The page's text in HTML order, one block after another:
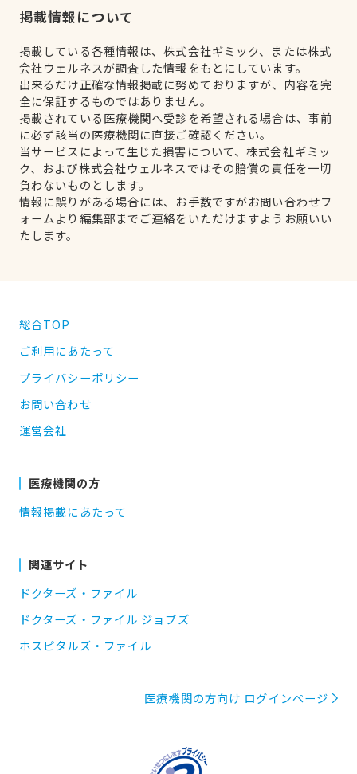
掲載情報について
掲載している各種情報は、株式会社ギミック、または株式
会社ウェルネスが調査した情報をもとにしています。
出来るだけ正確な情報掲載に努めておりますが、内容を完
全に保証するものではありません。
掲載されている医療機関へ受診を希望される場合は、事前
に必ず該当の医療機関に直接ご確認ください。
当サービスによって生じた損害について、株式会社ギミッ
ク、および株式会社ウェルネスではその賠償の責任を一切
負わないものとします。
情報に誤りがある場合には、お手数ですがお問い合わせフ
ォームより編集部までご連絡をいただけますようお願いい
たします。
総合TOP
ご利用にあたって
プライバシーポリシー
お問い合わせ
運営会社
医療機関の方
情報掲載にあたって
関連サイト
ドクターズ・ファイル
ドクターズ・ファイル ジョブズ
ホスピタルズ・ファイル
医療機関の方向け ログインページ